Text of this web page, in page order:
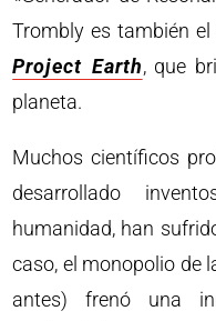
Trombly es también
Project Earth, que
planeta.
Muchos científicos
desarrollado
humanidad, han
caso, el monopolio de
antes) frenó una